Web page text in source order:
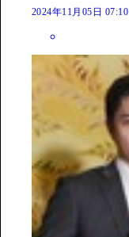
2024年11月05日 07:10